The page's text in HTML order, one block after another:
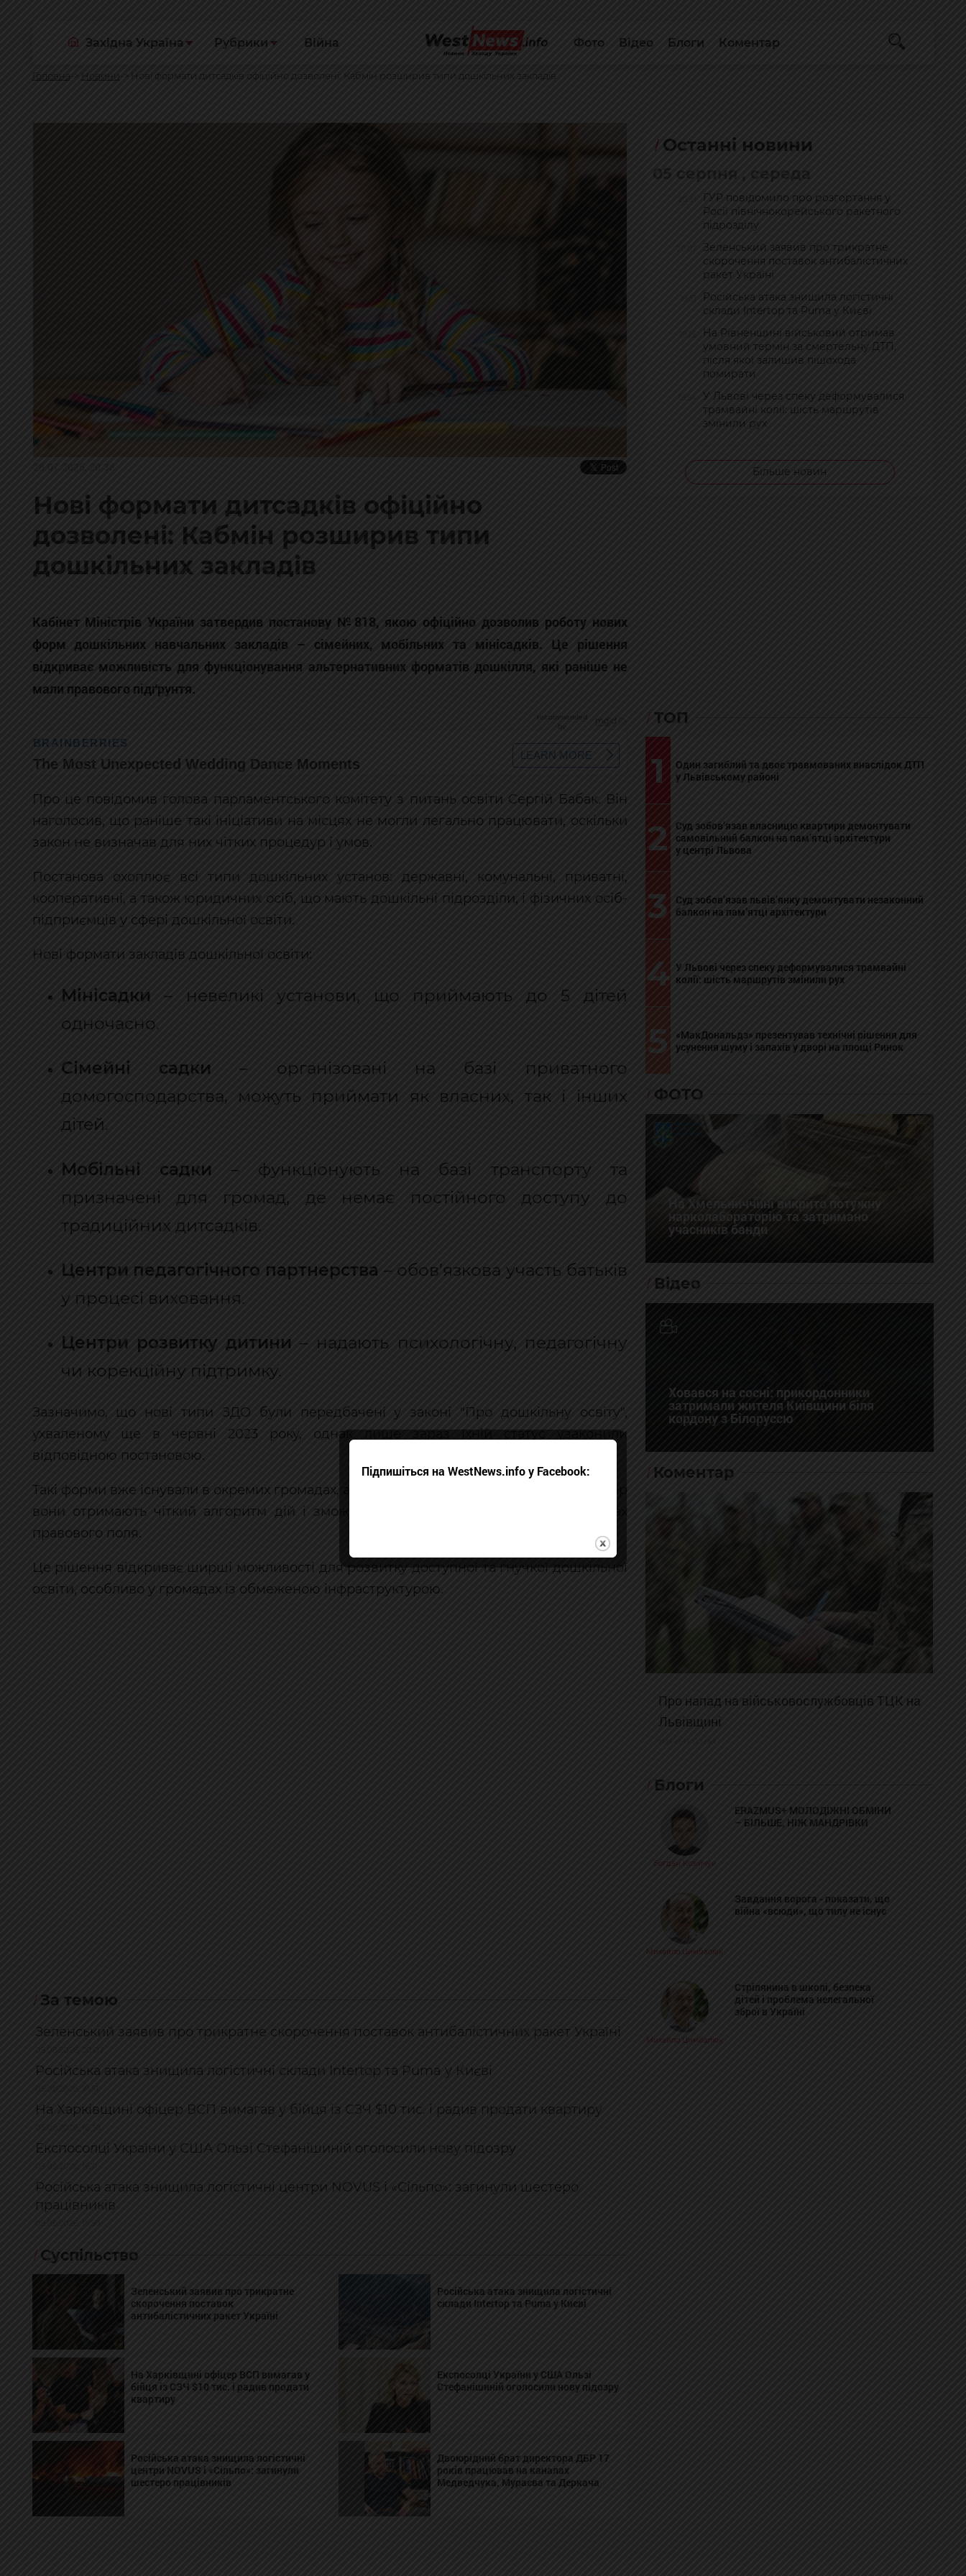
Західна Україна Рубрики Війна Фото Відео Блоги Коментар
Головна Новини Нові формати дитсадків офіційно дозволені: Кабмін розширив типи дошкільних закладів
Нові формати дитсадків офіційно
дозволені: Кабмін розширив типи
дошкільних закладів
Кабінет Міністрів України затвердив постанову №818, якою офіційно дозволив роботу нових
форм дошкільних навчальних закладів – сімейних, мобільних та мінісадків. Це рішення
відкриває можливість для функціонування альтернативних форматів дошкілля, які раніше не
мали правового підґрунтя.
Про це повідомив голова парламентського комітету з питань освіти Сергій Бабак. Він
наголосив, що раніше такі ініціативи на місцях не могли легально працювати, оскільки
закон не визначав для них чітких процедур і умов.
Постанова охоплює всі типи дошкільних установ: державні, комунальні, приватні,
кооперативні, а також юридичних осіб, що мають дошкільні підрозділи, і фізичних осіб-
підприємців у сфері дошкільної освіти.
Нові формати закладів дошкільної освіти:
Мінісадки – невеликі установи, що приймають до 5 дітей
одночасно.
Сімейні садки – організовані на базі приватного
домогосподарства, можуть приймати як власних, так і інших
дітей.
Мобільні садки – функціонують на базі транспорту та
призначені для громад, де немає постійного доступу до
традиційних дитсадків.
Центри педагогічного партнерства – обов’язкова участь батьків
у процесі виховання.
Центри розвитку дитини – надають психологічну, педагогічну
чи корекційну підтримку.
Зазначимо, що нові типи ЗДО були передбачені у законі "Про дошкільну освіту",
ухваленому ще в червні 2023 року, однак лише зараз їхній статус узаконили
відповідною постановою.
Такі форми вже існували в окремих громадах, але не мали юридичного визнання. Тепер
вони отримають чіткий алгоритм дій і зможуть повноцінно функціонувати в межах
правового поля.
Це рішення відкриває ширші можливості для розвитку доступної та гнучкої дошкільної
освіти, особливо у громадах із обмеженою інфраструктурою.
За темою
Зеленський заявив про трикратне скорочення поставок антибалістичних ракет Україні
Російська атака знищила логістичні склади Intertop та Puma у Києві
На Харківщині офіцер ВСП вимагав у бійця із СЗЧ $10 тис. і радив продати квартиру
Експосолці України у США Ользі Стефанішиній оголосили нову підозру
Російська атака знищила логістичні центри NOVUS і «Сільпо»: загинули шестеро
працівників
Суспільство
Зеленський заявив про трикратне
скорочення поставок
антибалістичних ракет Україні
Російська атака знищила логістичні
склади Intertop та Puma у Києві
На Харківщині офіцер ВСП вимагав у
бійця із СЗЧ $10 тис. і радив продати
квартиру
Експосолці України у США Ользі
Стефанішиній оголосили нову підозру
Російська атака знищила логістичні
центри NOVUS і «Сільпо»: загинули
шестеро працівників
Двоюрідний брат директора ДБР 17
років працював на каналах
Медведчука, Мураєва та Деркача
Останні новини
05 серпня , середа
ГУР повідомило про розгортання у
Росії північнокорейського ракетного
підрозділу
Зеленський заявив про трикратне
скорочення поставок антибалістичних
ракет Україні
Російська атака знищила логістичні
склади Intertop та Puma у Києві
На Рівненщині військовий отримав
умовний термін за смертельну ДТП,
після якої залишив пішохода
помирати
У Львові через спеку деформувалися
трамвайні колії: шість маршрутів
змінили рух
Більше новин
ТОП
1
Один загиблий та двоє травмованих внаслідок ДТП
у Львівському районі
2
Суд зобов’язав власницю квартири демонтувати
самовільний балкон на пам’ятці архітектури
у центрі Львова
3
Суд зобов’язав львів’янку демонтувати незаконний
балкон на пам’ятці архітектури
4 У Львові через спеку деформувалися трамвайні
колії: шість маршрутів змінили рух
5
«МакДональдз» презентував технічні рішення для
усунення шуму і запахів у дворі на площі Ринок
ФОТО
На Хмельниччині викрито потужну
нарколабораторію та затримано
учасників банди
Відео
Ховався на сосні: прикордонники
затримали жителя Київщини біля
кордону з Білоруссю
Коментар
Про напад на військовослужбовців ТЦК на
Львівщині
Блоги
Богдан Козійчук
ERAZMUS+ МОЛОДІЖНІ ОБМІНИ
– БІЛЬШЕ, НІЖ МАНДРІВКИ
Михайло Цимбалюк
Завдання ворога - показати, що
війна «всюди», що тилу не існує
Михайло Цимбалюк
Стрілянина в школі, безпека
дітей і проблема нелегальної
зброї в Україні
Підпишіться на WestNews.info у Facebook: